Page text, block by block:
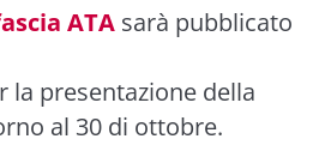
ATA sarà pubblicato
la presentazione della
al 30 di ottobre.